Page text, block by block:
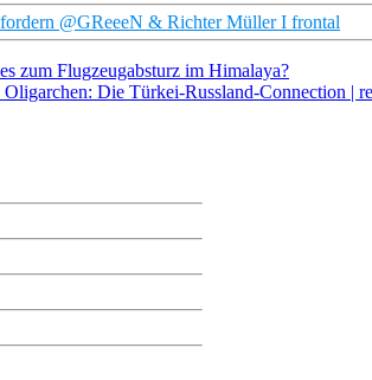
@GReeeN & Richter Müller I frontal
zum Flugzeugabsturz im Himalaya?
Oligarchen: Die Türkei-Russland-Connection |